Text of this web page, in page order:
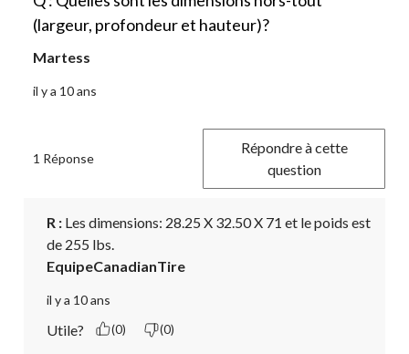
(largeur, profondeur et hauteur)?
Martess
il y a 10 ans
1 Réponse
Répondre à cette
question
R : Les dimensions: 28.25 X 32.50 X 71 et le poids est
de 255 lbs.
EquipeCanadianTire
il y a 10 ans
Utile? (0) (0)